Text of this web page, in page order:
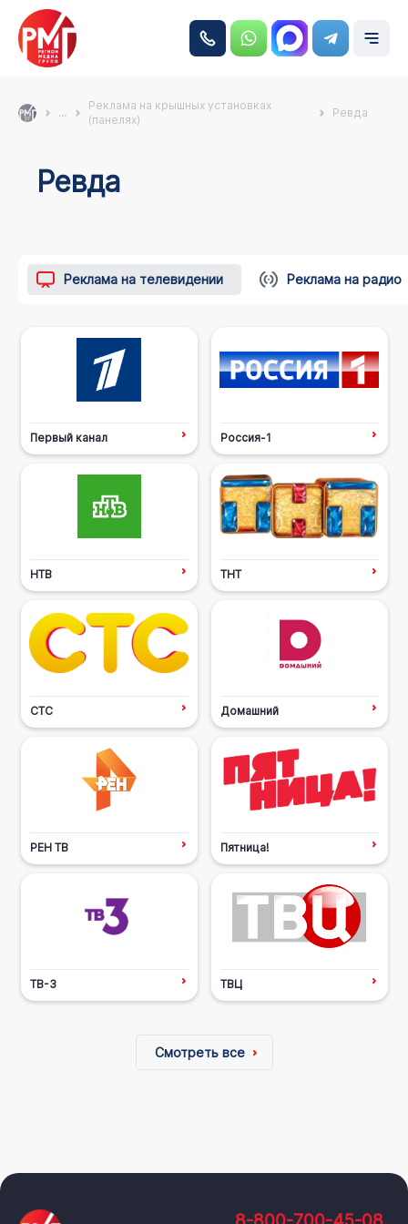
...
Реклама на крышных установках
(панелях)
Ревда
Ревда
Реклама на телевидении Реклама на радио
Первый канал Россия-1
НТВ ТНТ
СТС Домашний
РЕН ТВ Пятница!
ТВ-3 ТВЦ
Смотреть все